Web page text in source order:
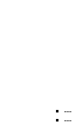
---
---